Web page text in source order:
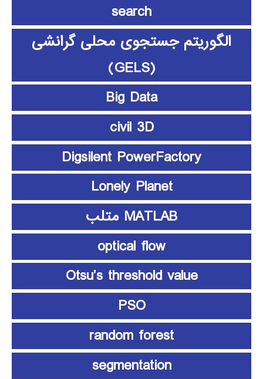
search
الگوریتم جستجوی محلی گرانشی
(GELS)
Big Data
civil 3D
Digsilent PowerFactory
Lonely Planet
MATLAB متلب
optical flow
Otsu’s threshold value
PSO
random forest
segmentation